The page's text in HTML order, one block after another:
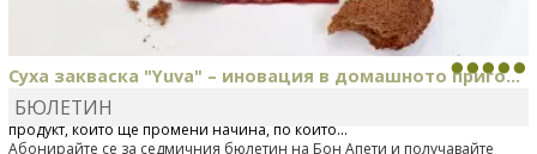
Суха закваска "Yuva" – иновация в домашното приго...
Отскоро Лесафр България стартира предлагането на изцяло нов
продукт, който ще промени начина, по който...
БЮЛЕТИН
Абонирайте се за седмичния бюлетин на Бон Апети и получавайте